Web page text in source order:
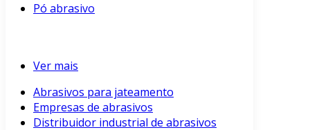
Pó abrasivo
Ver mais
Abrasivos para jateamento
Empresas de abrasivos
Distribuidor industrial de abrasivos